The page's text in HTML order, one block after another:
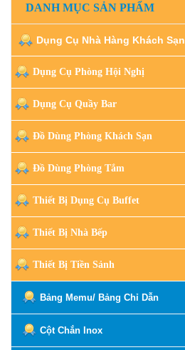
DANH MỤC SẢN PHẨM
Dụng Cụ Nhà Hàng Khách Sạn
Dụng Cụ Phòng Hội Nghị
Dụng Cụ Quầy Bar
Đồ Dùng Phòng Khách Sạn
Đồ Dùng Phòng Tắm
Thiết Bị Dụng Cụ Buffet
Thiết Bị Nhà Bếp
Thiết Bị Tiền Sảnh
Bảng Memu/ Bảng Chỉ Dẫn
Cột Chắn Inox